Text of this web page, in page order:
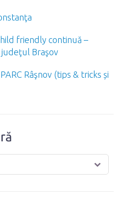
friendly continuă –
Braşov
Râşnov (tips & tricks și